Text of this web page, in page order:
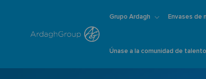
Grupo Ardagh Envases de
Únase a la comunidad de